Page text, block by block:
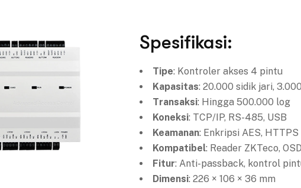
Spesifikasi:
Tipe: Kontroler akses 4 pintu
Kapasitas: 20.000 sidik jari,
Transaksi: Hingga 500.000 log
Koneksi: TCP/IP, RS-485, USB
Keamanan: Enkripsi AES, HTTPS
Kompatibel: Reader ZKTeco,
Fitur: Anti-passback, kontrol
Dimensi: 226 × 106 × 36 mm